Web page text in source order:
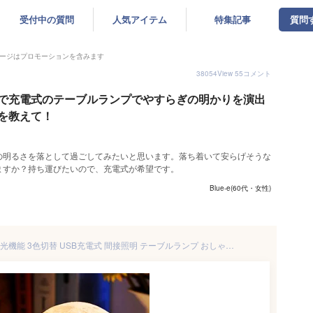
受付中の質問 人気アイテム 特集記事 質問
ジはプロモーションを含みます
38054View 55コメント
充電式のテーブルランプでやすらぎの明かりを演出
教えて！
るさを落として過ごしてみたいと思います。落ち着いて安らげそうな
か？持ち運びたいので、充電式が希望です。
Blue-e(60代・女性)